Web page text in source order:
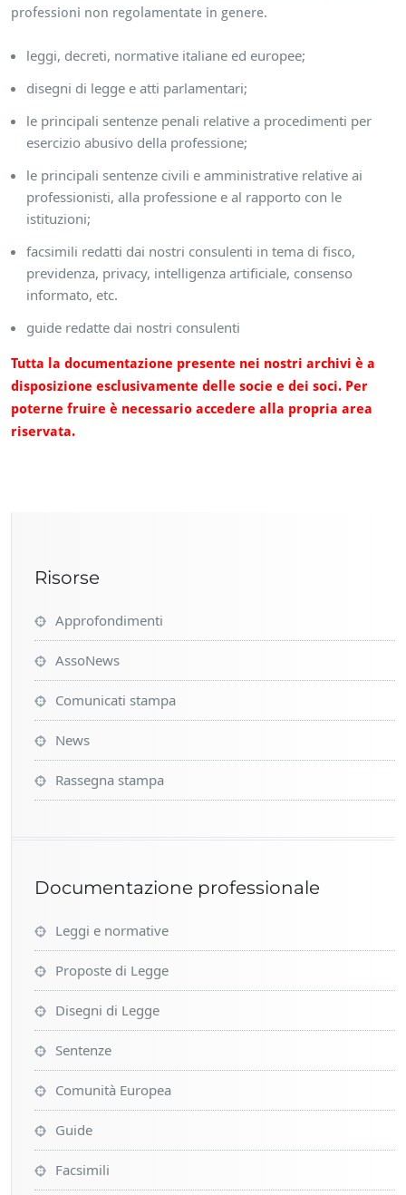
professioni non regolamentate in genere.
leggi, decreti, normative italiane ed europee;
disegni di legge e atti parlamentari;
le principali sentenze penali relative a procedimenti per
esercizio abusivo della professione;
le principali sentenze civili e amministrative relative ai
professionisti, alla professione e al rapporto con le
istituzioni;
facsimili redatti dai nostri consulenti in tema di fisco,
previdenza, privacy, intelligenza artificiale, consenso
informato, etc.
guide redatte dai nostri consulenti
Tutta la documentazione presente nei nostri archivi è a
disposizione esclusivamente delle socie e dei soci. Per
poterne fruire è necessario accedere alla propria area
riservata.
Risorse
Approfondimenti
AssoNews
Comunicati stampa
News
Rassegna stampa
Documentazione professionale
Leggi e normative
Proposte di Legge
Disegni di Legge
Sentenze
Comunità Europea
Guide
Facsimili